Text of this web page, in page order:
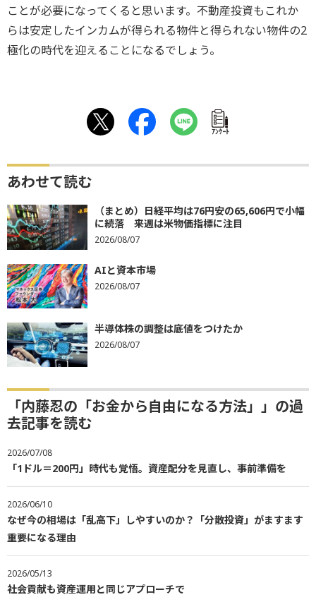
ことが必要になってくると思います。不動産投資もこれか
らは安定したインカムが得られる物件と得られない物件の2
極化の時代を迎えることになるでしょう。
ｱﾝｹｰﾄ
あわせて読む
（まとめ）日経平均は76円安の65,606円で小幅
に続落 来週は米物価指標に注目
2026/08/07
AIと資本市場
2026/08/07
半導体株の調整は底値をつけたか
2026/08/07
「内藤忍の「お金から自由になる方法」」の過
去記事を読む
2026/07/08
「1ドル＝200円」時代も覚悟。資産配分を見直し、事前準備を
2026/06/10
なぜ今の相場は「乱高下」しやすいのか？「分散投資」がますます
重要になる理由
2026/05/13
社会貢献も資産運用と同じアプローチで